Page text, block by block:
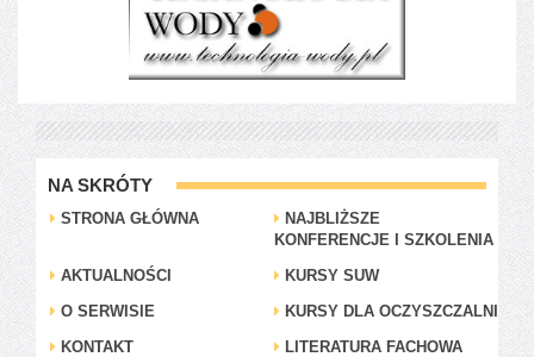
NA SKRÓTY
STRONA GŁÓWNA
NAJBLIŻSZE
KONFERENCJE I SZKOLENIA
AKTUALNOŚCI
KURSY SUW
O SERWISIE
KURSY DLA OCZYSZCZALNI
KONTAKT
LITERATURA FACHOWA